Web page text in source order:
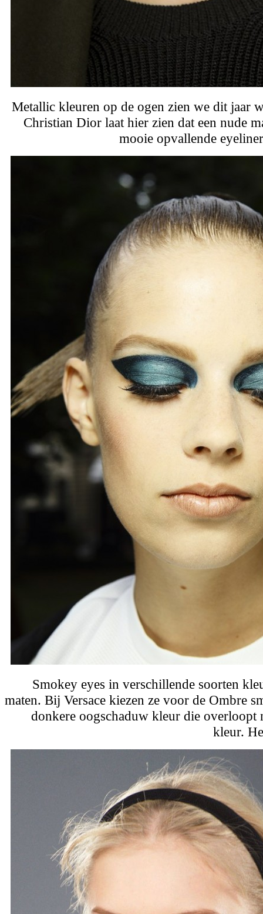
Metallic kleuren op de ogen zien we dit jaar
Christian Dior laat hier zien dat een nude
mooie opvallende
Smokey eyes in verschillende soorten
maten. Bij Versace kiezen ze voor de Ombre
donkere oogschaduw kleur die overloopt
kleur.